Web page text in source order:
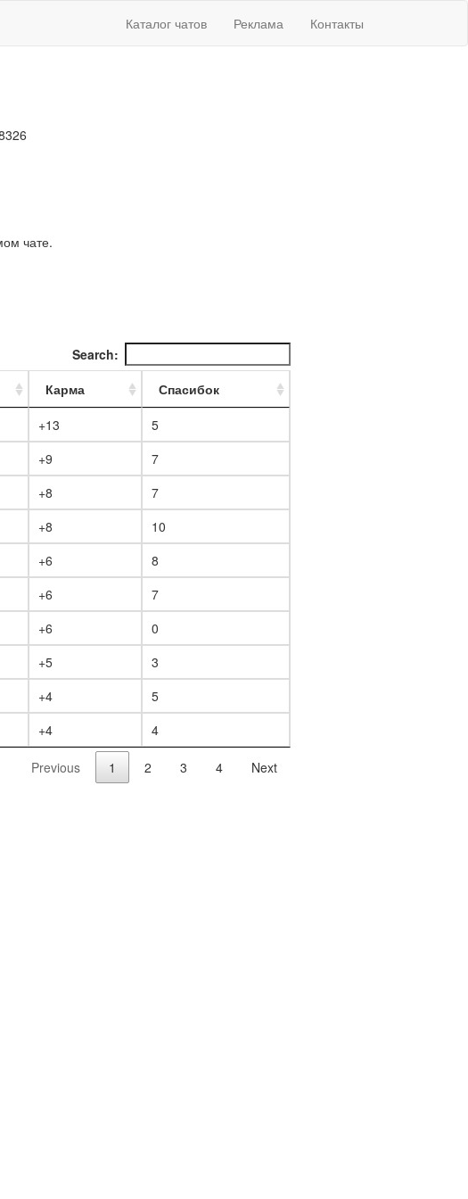
Каталог чатов Реклама Контакты
чате.
Search:
Карма
Спасибок
+13
5
+9
7
+8
7
+8
10
+6
8
+6
7
+6
0
+5
3
+4
5
+4 4
Previous 1 2 3 4 Next